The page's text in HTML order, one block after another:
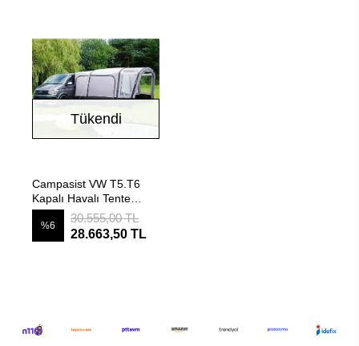
Tükendi
Campasist VW T5.T6
Kapalı Havalı Tente
Çadır 400x300x210
%6
30.555,00 TL
28.663,50 TL